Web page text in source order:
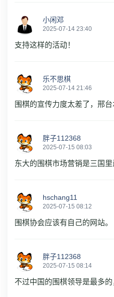
小闲邓
2025-07-14 23:40
支持这样的活动！
乐不思棋
2025-07-14 21:46
围棋的宣传力度太差了，邢台
胖子112368
2025-07-15 08:03
东大的围棋市场营销是三国里
hschang11
2025-07-15 08:12
围棋协会应该有自己的网站。
胖子112368
2025-07-15 08:14
不过中国的围棋领导是最多的